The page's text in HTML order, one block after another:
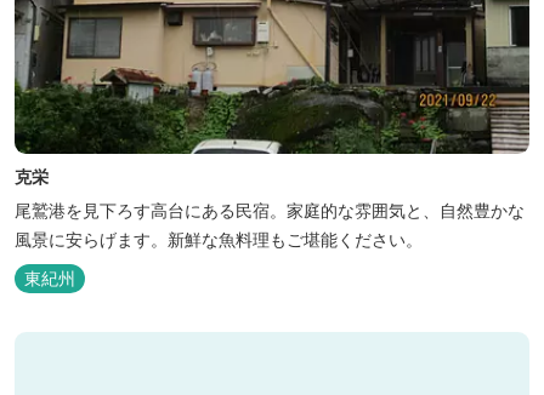
克栄
尾鷲港を見下ろす高台にある民宿。家庭的な雰囲気と、自然豊かな
風景に安らげます。新鮮な魚料理もご堪能ください。
東紀州